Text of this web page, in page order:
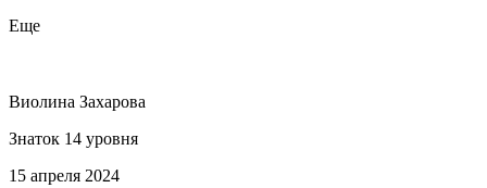
Еще
Виолина Захарова
Знаток 14 уровня
15 апреля 2024